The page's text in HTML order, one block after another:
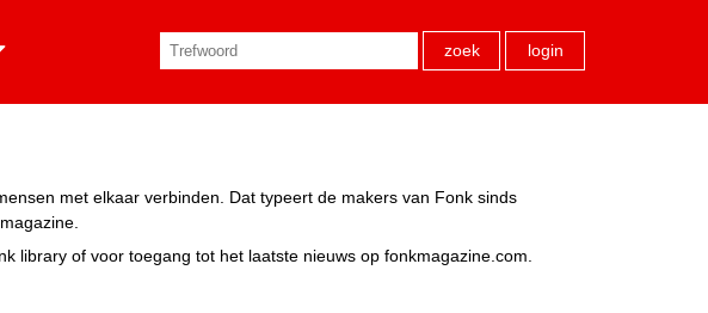
zoek login
met elkaar verbinden. Dat typeert de makers van Fonk sinds
library of voor toegang tot het laatste nieuws op fonkmagazine.com.